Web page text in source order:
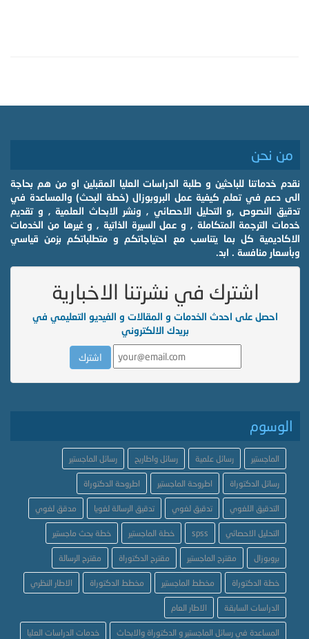
من نحن
نقدم خدماتنا للباحثين و طلبة الدراسات العليا المقبلين او من هم بحاجة
الى دعم في تعلم كيفية عمل البروبوزال (خطة البحث) والمساعدة في
تدقيق النصوص ,و التحليل الاحصائي , ونشر الابحاث العلمية , و تقديم
خدمات الترجمة المتكاملة , و عمل السيرة الذاتية , و غيرها من الخدمات
الاكاديمية كل بما يتناسب مع احتياجاتكم و متطلباتكم بزمن قياسي
وبأسعار منافسة . ابد.
اشترك في نشرتنا الاخبارية
احصل على احدث الخدمات و المقالات و الفيديو التعليمي في
بريدك الالكتروني
الوسوم
الماجستير رسائل علمية رسائل واطاريح رسائل الماجستير
رسائل الدكتوراة اطروحة الماجستير اطروحة الدكتوراة
التدقيق اللغوي تدقيق لغوي تدقيق الرسالة لغويا مدقق لغوي
التحليل الاحصائي spss خطة الماجستير خطة بحث ماجستير
بروبوزال مقترح الماجستير مقترح الدكتوراة مقترح الرسالة
خطة الدكتوراة مخطط الماجستير مخطط الدكتوراة الاطار النظري
الدراسات السابقة الاطار العام
المساعدة في رسائل الماجستير و الدكتوراة والابحاث خدمات الدراسات العليا